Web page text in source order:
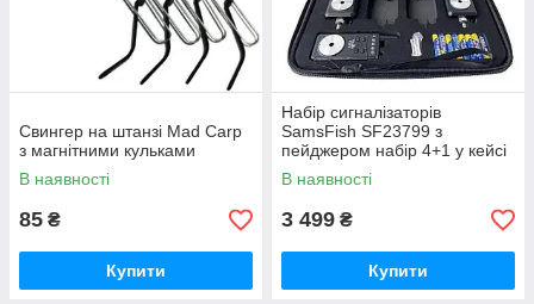
Свингер на штанзі Mad Carp
з магнітними кульками
В наявності
85 ₴
Купити
Набір сигналізаторів
SamsFish SF23799 з
пейджером набір 4+1 у кейсі
В наявності
3 499 ₴
Купити